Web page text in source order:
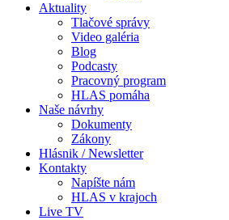
Aktuality
Tlačové správy
Video galéria
Blog
Podcasty
Pracovný program
HLAS pomáha
Naše návrhy
Dokumenty
Zákony
Hlásnik / Newsletter
Kontakty
Napíšte nám
HLAS v krajoch
Live TV